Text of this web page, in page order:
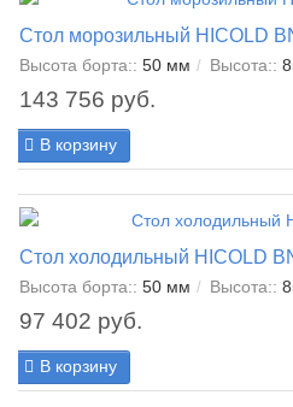
Стол морозильный HICOLD
Высота борта:: 50 мм Высота::
143 756 руб.
В корзину
Стол холодильный HICOLD
Высота борта:: 50 мм Высота::
97 402 руб.
В корзину